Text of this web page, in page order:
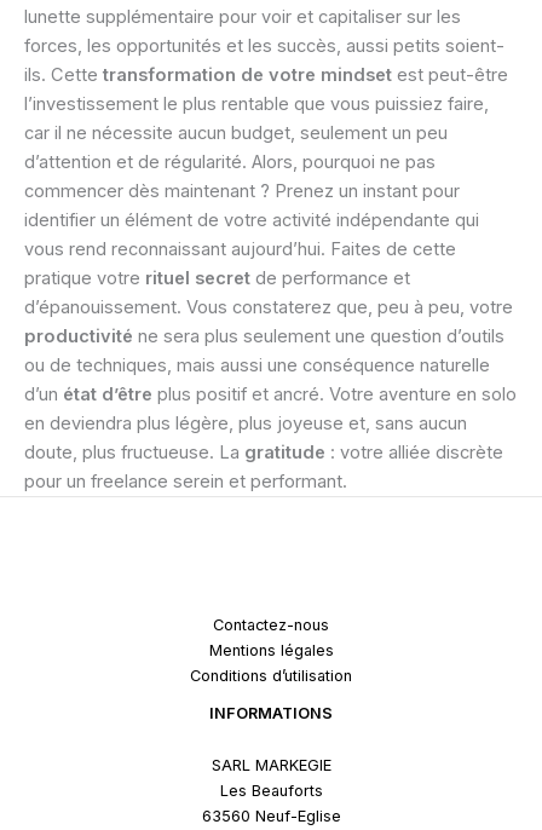
lunette supplémentaire pour voir et capitaliser sur les
forces, les opportunités et les succès, aussi petits soient-
ils. Cette transformation de votre mindset est peut-être
l’investissement le plus rentable que vous puissiez faire,
car il ne nécessite aucun budget, seulement un peu
d’attention et de régularité. Alors, pourquoi ne pas
commencer dès maintenant ? Prenez un instant pour
identifier un élément de votre activité indépendante qui
vous rend reconnaissant aujourd’hui. Faites de cette
pratique votre rituel secret de performance et
d’épanouissement. Vous constaterez que, peu à peu, votre
productivité ne sera plus seulement une question d’outils
ou de techniques, mais aussi une conséquence naturelle
d’un état d’être plus positif et ancré. Votre aventure en solo
en deviendra plus légère, plus joyeuse et, sans aucun
doute, plus fructueuse. La gratitude : votre alliée discrète
pour un freelance serein et performant.
Contactez-nous
Mentions légales
Conditions d’utilisation
INFORMATIONS
SARL MARKEGIE
Les Beauforts
63560 Neuf-Eglise